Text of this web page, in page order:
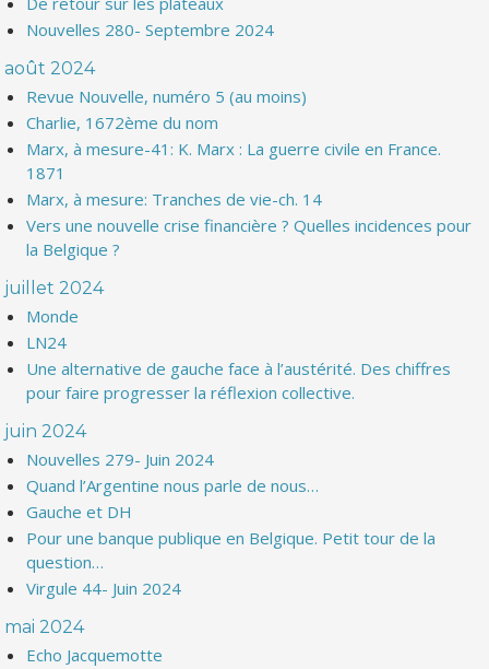
Nouvelles 280- Septembre 2024
août 2024
Revue Nouvelle, numéro 5 (au moins)
Charlie, 1672ème du nom
Marx, à mesure-41: K. Marx : La guerre civile en France.
1871
Marx, à mesure: Tranches de vie-ch. 14
Vers une nouvelle crise financière ? Quelles incidences pour
la Belgique ?
juillet 2024
Monde
LN24
Une alternative de gauche face à l’austérité. Des chiffres
pour faire progresser la réflexion collective.
juin 2024
Nouvelles 279- Juin 2024
Quand l’Argentine nous parle de nous…
Gauche et DH
Pour une banque publique en Belgique. Petit tour de la
question…
Virgule 44- Juin 2024
mai 2024
Echo Jacquemotte